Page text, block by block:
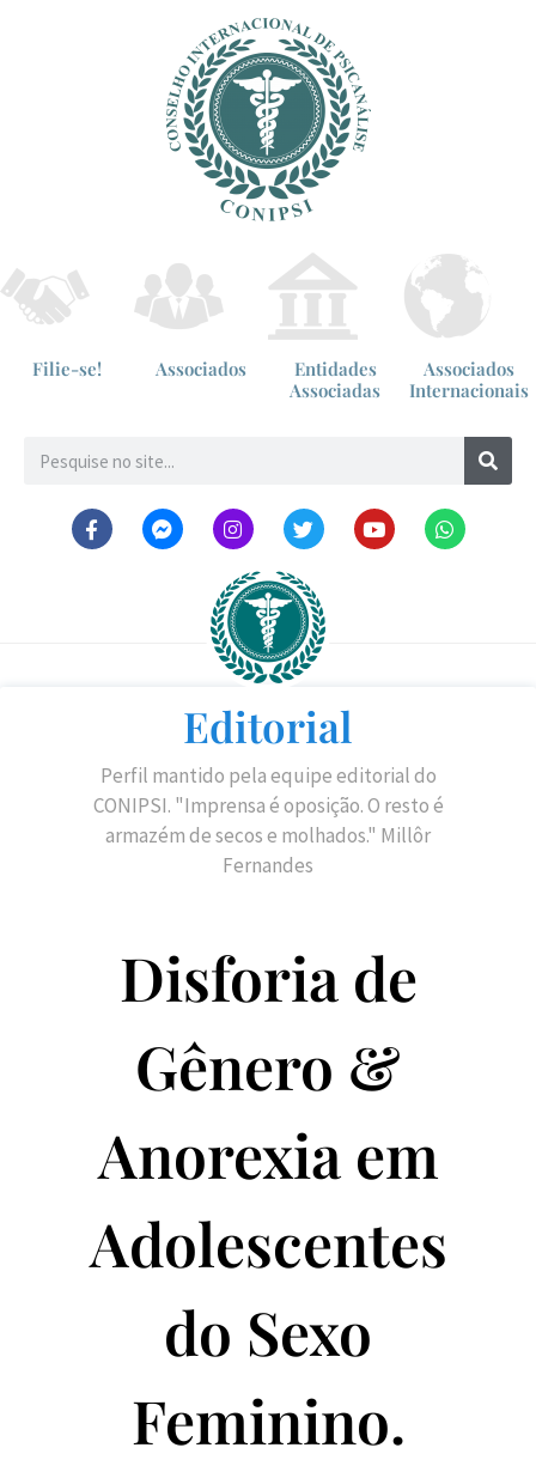
Filie-se! Associados
Entidades
Associadas
Associados
Internacionais
Editorial
Perfil mantido pela equipe editorial do
CONIPSI. "Imprensa é oposição. O resto é
armazém de secos e molhados." Millôr
Fernandes
Disforia de
Gênero &
Anorexia em
Adolescentes
do Sexo
Feminino.